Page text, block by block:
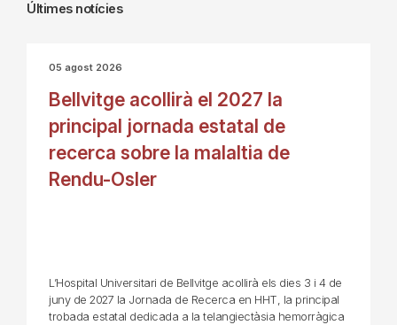
Últimes notícies
05 agost 2026
Bellvitge acollirà el 2027 la
principal jornada estatal de
recerca sobre la malaltia de
Rendu-Osler
L’Hospital Universitari de Bellvitge acollirà els dies 3 i 4 de
juny de 2027 la Jornada de Recerca en HHT, la principal
trobada estatal dedicada a la telangiectàsia hemorràgica